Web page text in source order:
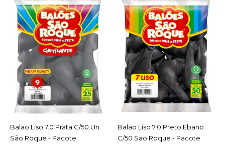
INDISPONÍVEL
R$12,39
COMPRAR
INDISPONÍVEL
COMPARAR
LISTA DE DESEJO
ACESSAR
Balao Liso 7.0 Prata C/50 Un
São Roque - Pacote
ACESSAR
Balao Liso 7.0 Preto Ebano
C/50 Sao Roque - Pacote